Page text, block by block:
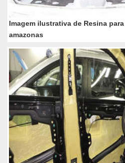
Imagem ilustrativa de Resina
amazonas